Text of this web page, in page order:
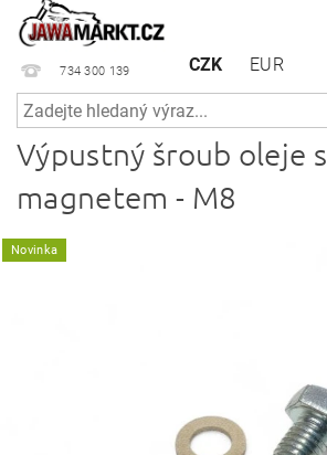
734 300 139 CZK EUR
Výpustný šroub oleje s
magnetem - M8
Novinka